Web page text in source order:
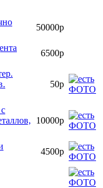
50000р
6500р
50р
10000р
4500р